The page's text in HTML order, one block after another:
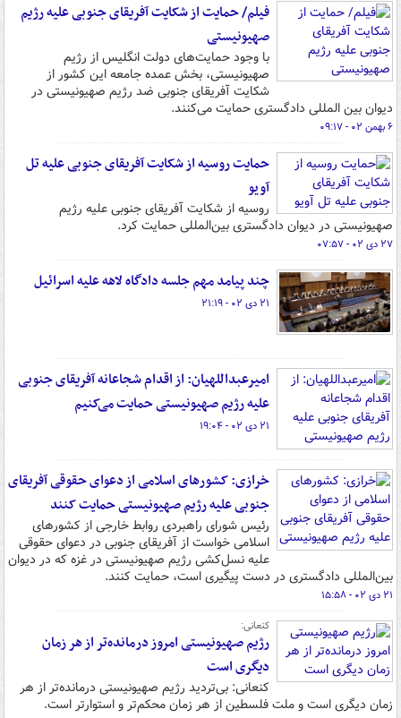
فیلم/ حمایت از شکایت آفریقای جنوبی علیه رژیم
صهیونیستی
با وجود حمایت‌های دولت انگلیس از رژیم
صهیونیستی، بخش عمده جامعه این کشور از
شکایت آفریقای جنوبی ضد رژیم صهیونیستی در
دیوان بین المللی دادگستری حمایت می‌کنند.
۶ بهمن ۰۲ - ۰۹:۱۷
حمایت روسیه از شکایت آفریقای جنوبی علیه تل
آویو
روسیه از شکایت آفریقای جنوبی علیه رژیم
صهیونیستی در دیوان دادگستری بین‌المللی حمایت کرد.
۲۷ دی ۰۲ - ۰۷:۵۷
چند پیامد مهم جلسه دادگاه لاهه علیه اسرائیل
۲۱ دی ۰۲ - ۲۱:۱۹
امیرعبداللهیان: از اقدام شجاعانه آفریقای جنوبی
علیه رژیم صهیونیستی حمایت می‌کنیم
۲۱ دی ۰۲ - ۱۹:۰۴
خرازی: کشورهای اسلامی از دعوای حقوقی آفریقای
جنوبی علیه رژیم صهیونیستی حمایت کنند
رئیس شورای راهبردی روابط خارجی از کشورهای
اسلامی خواست از آفریقای جنوبی در دعوای حقوقی
علیه نسل‌کشی رژیم صهیونیستی در غزه که در دیوان
بین‌المللی دادگستری در دست پیگیری است، حمایت کنند.
۲۱ دی ۰۲ - ۱۵:۵۸
کنعانی:
رژیم صهیونیستی امروز درمانده‌تر از هر زمان
دیگری است
کنعانی: بی‌تردید رژیم صهیونیستی درمانده‌تر از هر
زمان دیگری است و ملت فلسطین از هر زمان محکم‌تر و استوارتر است.